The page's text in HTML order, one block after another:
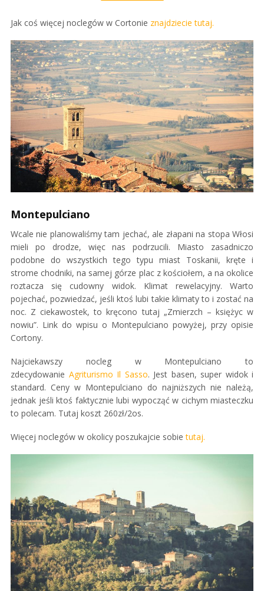
Jak coś więcej noclegów w Cortonie znajdziecie tutaj.
Montepulciano
Wcale nie planowaliśmy tam jechać, ale złapani na stopa Włosi
mieli po drodze, więc nas podrzucili. Miasto zasadniczo
podobne do wszystkich tego typu miast Toskanii, kręte i
strome chodniki, na samej górze plac z kościołem, a na okolice
roztacza się cudowny widok. Klimat rewelacyjny. Warto
pojechać, pozwiedzać, jeśli ktoś lubi takie klimaty to i zostać na
noc. Z ciekawostek, to kręcono tutaj „Zmierzch – księżyc w
nowiu”. Link do wpisu o Montepulciano powyżej, przy opisie
Cortony.
Najciekawszy nocleg w Montepulciano to
zdecydowanie Agriturismo Il Sasso. Jest basen, super widok i
standard. Ceny w Montepulciano do najniższych nie należą,
jednak jeśli ktoś faktycznie lubi wypocząć w cichym miasteczku
to polecam. Tutaj koszt 260zł/2os.
Więcej noclegów w okolicy poszukajcie sobietutaj.